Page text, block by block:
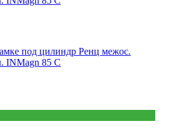
под цилиндр Ренц межос.
INMagn 85 C